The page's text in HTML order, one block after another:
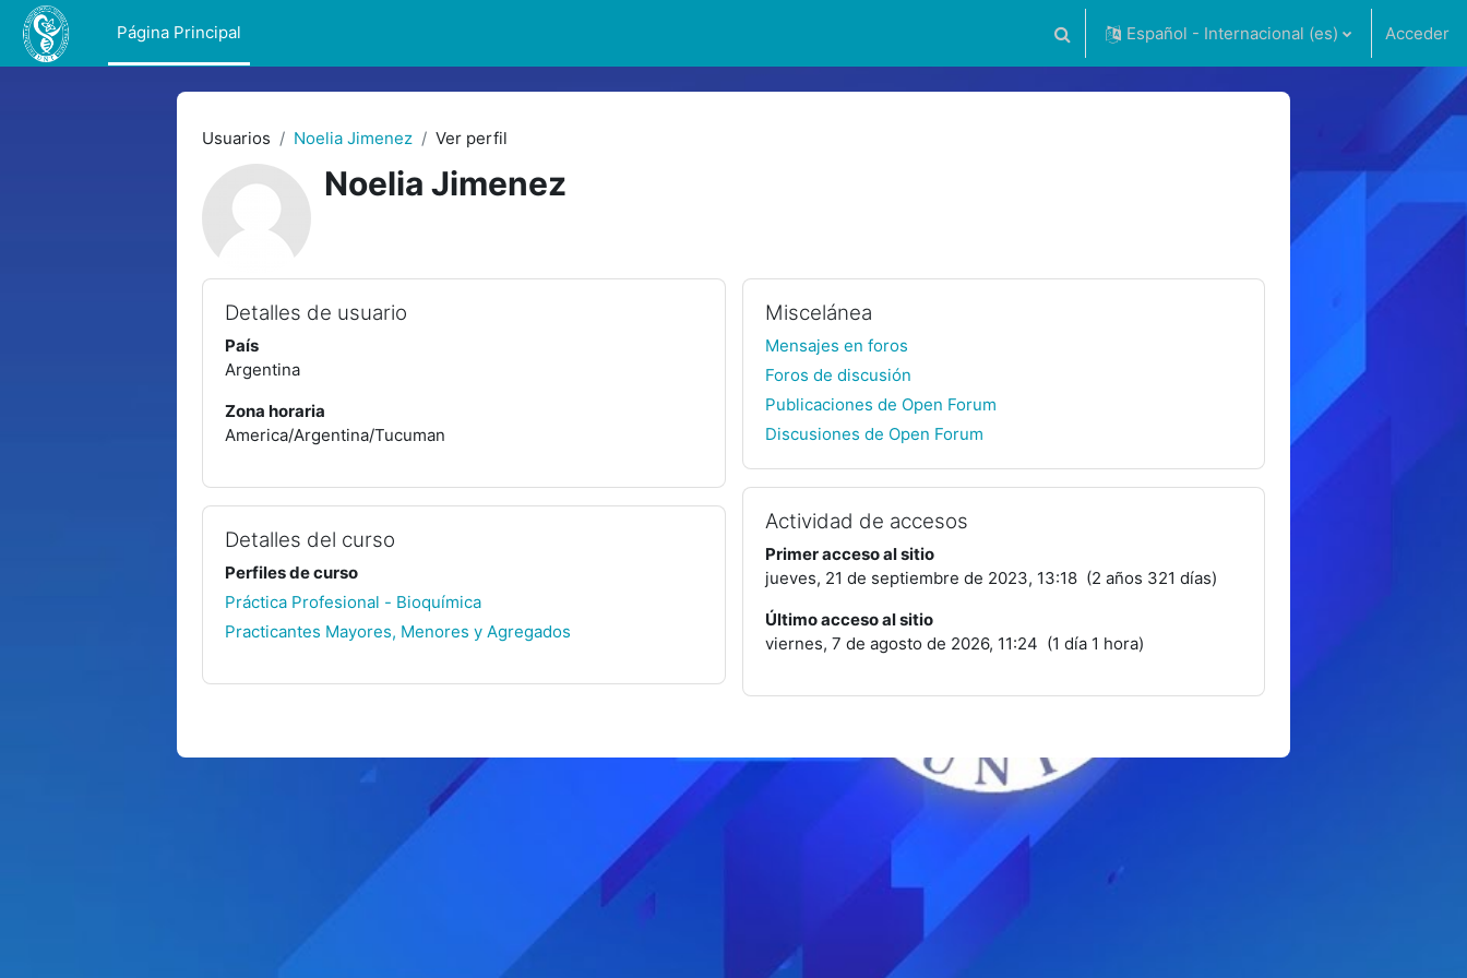
Salta al contenido principal
Página Principal
Selector de búsqueda de entrada
Español - Internacional ‎(es)‎ Acceder
Usuarios Noelia Jimenez Ver perfil
Noelia Jimenez
Detalles de usuario
País
Argentina
Zona horaria
America/Argentina/Tucuman
Detalles del curso
Perfiles de curso
Práctica Profesional - Bioquímica
Practicantes Mayores, Menores y Agregados
Miscelánea
Mensajes en foros
Foros de discusión
Publicaciones de Open Forum
Discusiones de Open Forum
Actividad de accesos
Primer acceso al sitio
jueves, 21 de septiembre de 2023, 13:18 (2 años 321 días)
Último acceso al sitio
viernes, 7 de agosto de 2026, 11:24 (1 día 1 hora)